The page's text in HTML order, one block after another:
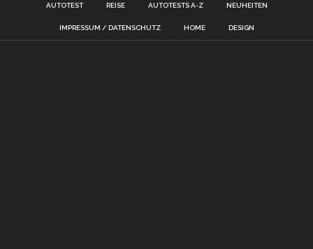
AUTOTEST REISE AUTOTESTS A-Z NEUHEITEN
IMPRESSUM / DATENSCHUTZ HOME DESIGN